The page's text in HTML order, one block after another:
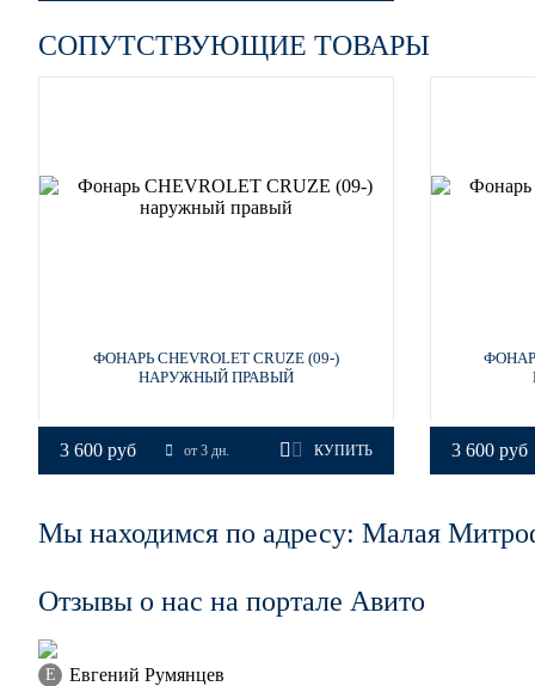
GAR, 22C - Carbon Flash
GAR, 22C - Carbon Flash
GAZ, 40R - Olympic White, Summit White (СОЛИД)
СОПУТСТВУЮЩИЕ ТОВАРЫ
ФОНАРЬ CHEVROLET CRUZE (09-)
НАРУЖНЫЙ ПРАВЫЙ
3 600 руб от 3 дн. КУПИТЬ 3 600 руб
Мы находимся по адресу: Малая
Отзывы о нас на портале Авито
Е
Евгений Румянцев